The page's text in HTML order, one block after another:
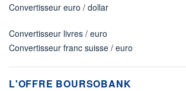
Convertisseur euro / dollar
Convertisseur livres / euro
Convertisseur franc suisse / euro
L'OFFRE BOURSOBANK